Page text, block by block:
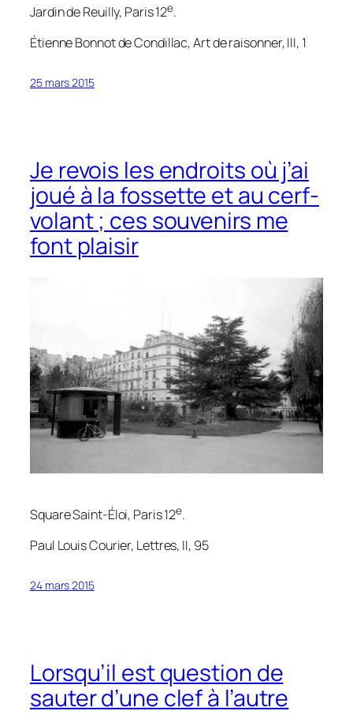
Jardin de Reuilly, Paris 12e.
Étienne Bonnot de Condillac,Art de raisonner, III, 1
25 mars 2015
Je revois les endroits où j’ai
joué à la fossette et au cerf-
volant ; ces souvenirs me
font plaisir
Square Saint-Éloi, Paris 12e.
Paul Louis Courier, Lettres, II, 95
24 mars 2015
Lorsqu’il est question de
sauter d’une clef à l’autre